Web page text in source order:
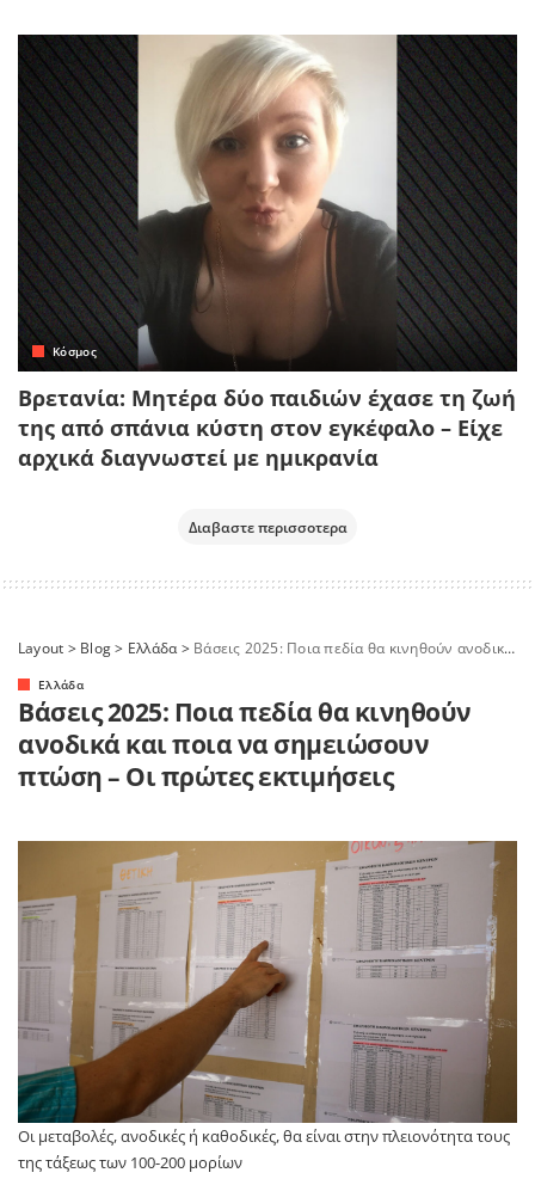
Κόσμος
Βρετανία: Μητέρα δύο παιδιών έχασε τη ζωή
της από σπάνια κύστη στον εγκέφαλο – Είχε
αρχικά διαγνωστεί με ημικρανία
Διαβαστε περισσοτερα
Layout > Blog> Ελλάδα> Βάσεις 2025: Ποια πεδία θα κινηθούν ανοδικά και ποια να σημειώσουν πτώση – Οι πρώτες εκτιμήσεις
Ελλάδα
Βάσεις 2025: Ποια πεδία θα κινηθούν
ανοδικά και ποια να σημειώσουν
πτώση – Οι πρώτες εκτιμήσεις
Οι μεταβολές, ανοδικές ή καθοδικές, θα είναι στην πλειονότητα τους
της τάξεως των 100-200 μορίων